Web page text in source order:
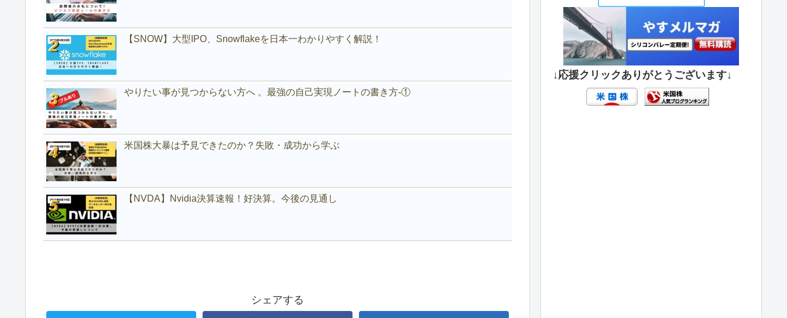
【SNOW】大型IPO、Snowflakeを日本一わかりやすく解説！
やりたい事が見つからない方へ 。最強の自己実現ノートの書き方-①
米国株大暴は予見できたのか？失敗・成功から学ぶ
【NVDA】Nvidia決算速報！好決算。今後の見通し
シェアする
↓応援クリックありがとうございます↓